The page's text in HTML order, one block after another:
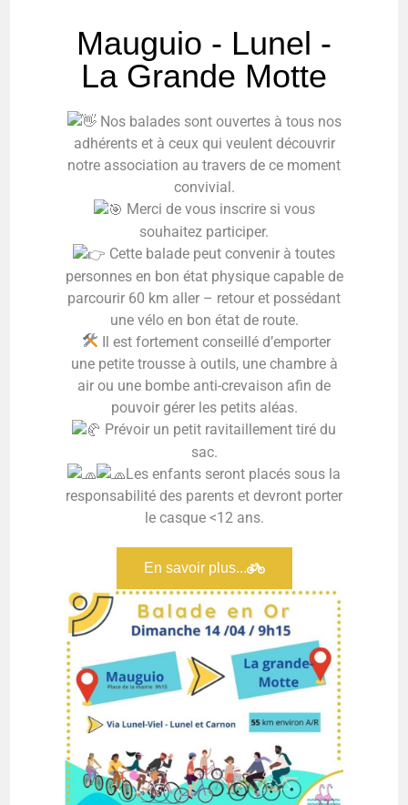
Mauguio - Lunel -
La Grande Motte
Nos balades sont ouvertes à tous nos
adhérents et à ceux qui veulent découvrir
notre association au travers de ce moment
convivial.
Merci de vous inscrire si vous
souhaitez participer.
Cette balade peut convenir à toutes
personnes en bon état physique capable de
parcourir 60 km aller – retour et possédant
une vélo en bon état de route.
Il est fortement conseillé d’emporter
une petite trousse à outils, une chambre à
air ou une bombe anti-crevaison afin de
pouvoir gérer les petits aléas.
Prévoir un petit ravitaillement tiré du
sac.
Les enfants seront placés sous la
responsabilité des parents et devront porter
le casque <12 ans.
En savoir plus...